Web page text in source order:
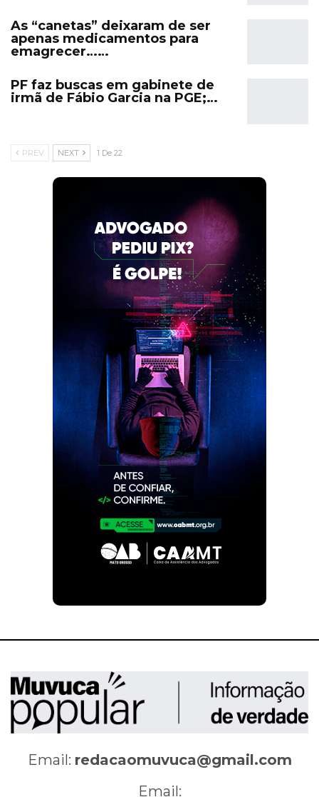
As “canetas” deixaram de ser
apenas medicamentos para
emagrecer……
PF faz buscas em gabinete de
irmã de Fábio Garcia na PGE;…
PREV NEXT 1 De 22
Email: redacaomuvuca@gmail.com
Email: